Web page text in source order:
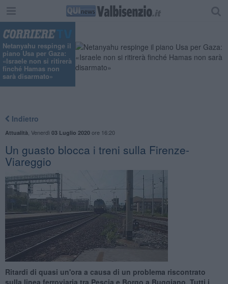
Netanyahu respinge il
piano Usa per Gaza:
«Israele non si ritirerà
finché Hamas non
sarà disarmato»
Indietro
Attualità Venerdì 03 Luglio 2020ore 16:20
Un guasto blocca i treni sulla Firenze-
Viareggio
Ritardi di quasi un'ora a causa di un problema riscontrato
sulla linea ferroviaria tra Pescia e Borgo a Buggiano. Tutti i